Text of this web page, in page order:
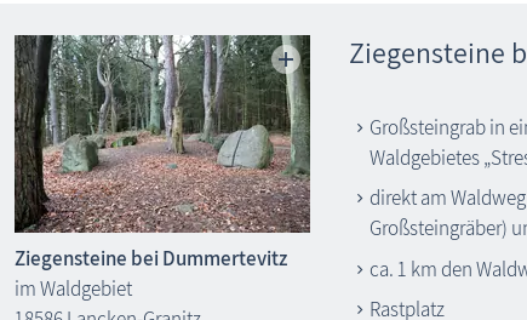
Ziegensteine bei Dummertevitz
im Waldgebiet
Ziegensteine
Großsteingrab in
Waldgebietes
direkt am
Großsteingräber)
ca. 1 km den
Rastplatz